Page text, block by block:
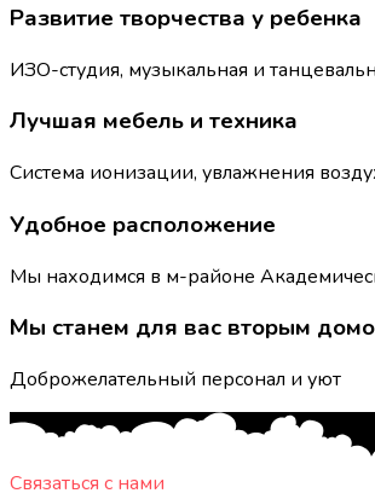
Развитие творчества у ребенка
ИЗО-студия, музыкальная и
Лучшая мебель и техника
Система ионизации, увлажнения
Удобное расположение
Мы находимся в м-районе
Мы станем для вас вторым
Доброжелательный персонал и уют
Связаться с нами